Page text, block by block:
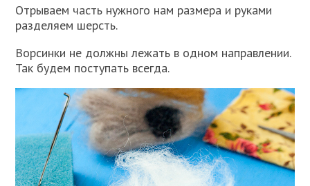
Отрываем часть нужного нам размера и руками
разделяем шерсть.
Ворсинки не должны лежать в одном направлении.
Так будем поступать всегда.